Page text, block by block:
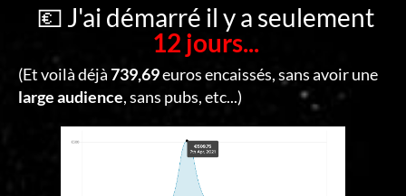
💶 J'ai démarré il y a seulement
12 jours...
(Et voilà déjà739,69euros encaissés, sans avoir une
large audience, sans pubs, etc...)